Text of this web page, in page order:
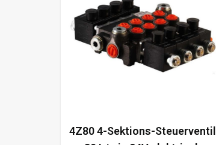
4Z80 4-Sektions-Steuerventil